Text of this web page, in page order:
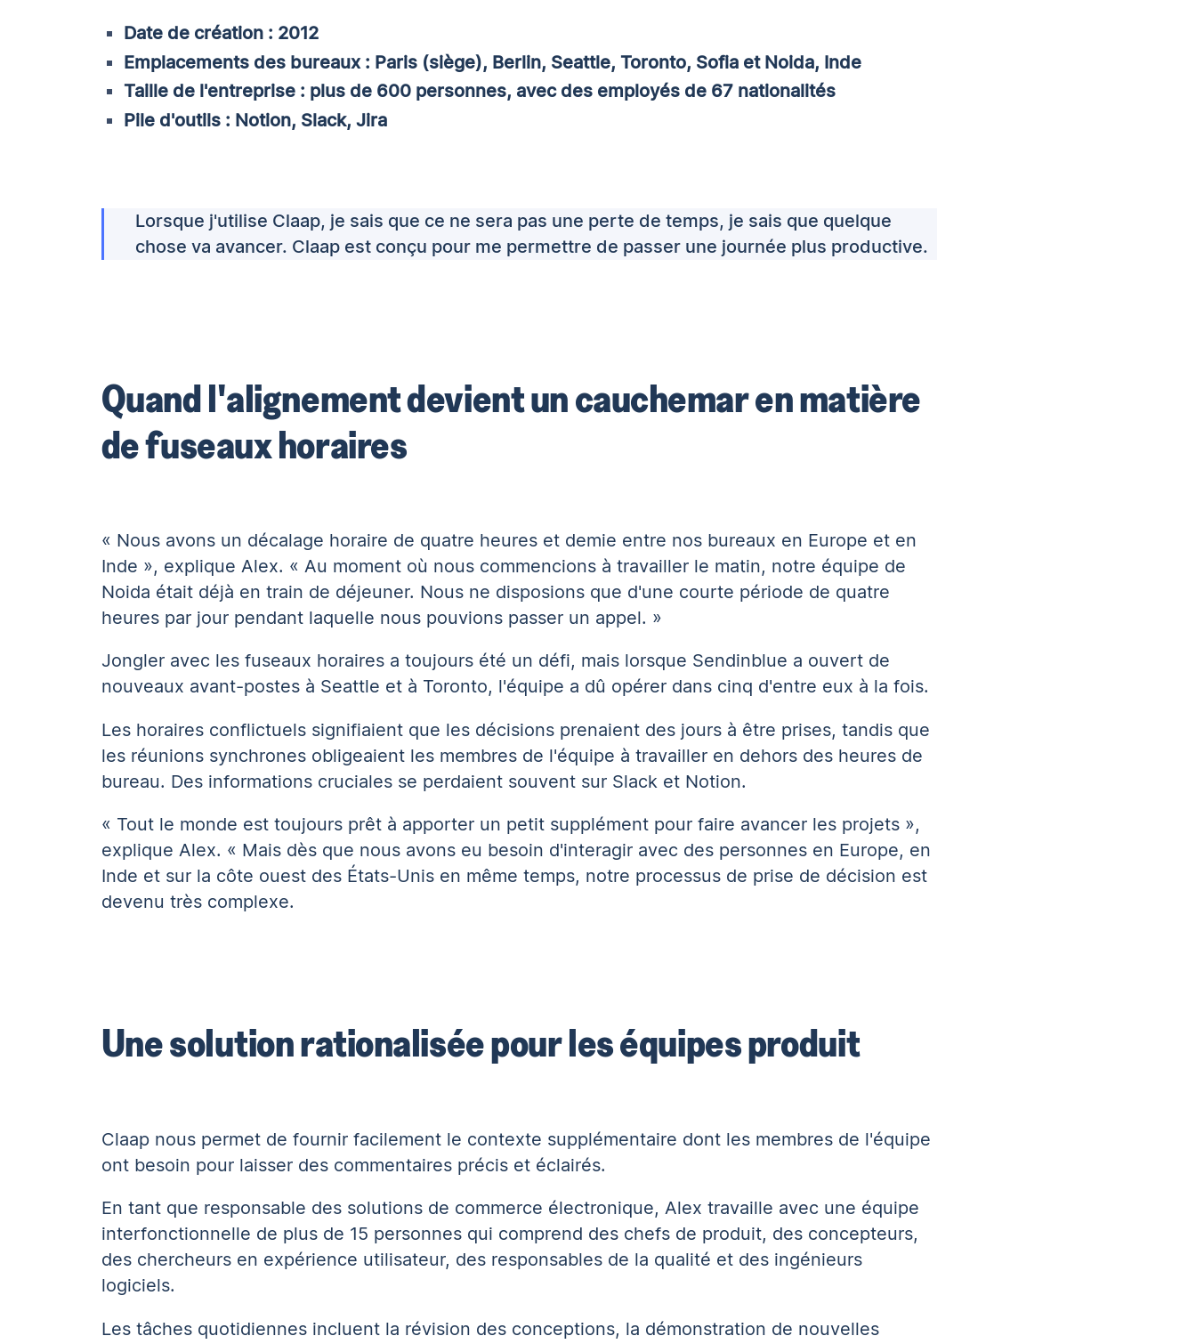
Date de création : 2012
Emplacements des bureaux : Paris (siège), Berlin, Seattle, Toronto, Sofia et Noida, Inde
Taille de l'entreprise : plus de 600 personnes, avec des employés de 67 nationalités
Pile d'outils : Notion, Slack, Jira
Lorsque j'utilise Claap, je sais que ce ne sera pas une perte de temps, je sais que quelque
chose va avancer. Claap est conçu pour me permettre de passer une journée plus productive.
Quand l'alignement devient un cauchemar en matière
de fuseaux horaires
« Nous avons un décalage horaire de quatre heures et demie entre nos bureaux en Europe et en
Inde », explique Alex. « Au moment où nous commencions à travailler le matin, notre équipe de
Noida était déjà en train de déjeuner. Nous ne disposions que d'une courte période de quatre
heures par jour pendant laquelle nous pouvions passer un appel. »
Jongler avec les fuseaux horaires a toujours été un défi, mais lorsque Sendinblue a ouvert de
nouveaux avant-postes à Seattle et à Toronto, l'équipe a dû opérer dans cinq d'entre eux à la fois.
Les horaires conflictuels signifiaient que les décisions prenaient des jours à être prises, tandis que
les réunions synchrones obligeaient les membres de l'équipe à travailler en dehors des heures de
bureau. Des informations cruciales se perdaient souvent sur Slack et Notion.
« Tout le monde est toujours prêt à apporter un petit supplément pour faire avancer les projets »,
explique Alex. « Mais dès que nous avons eu besoin d'interagir avec des personnes en Europe, en
Inde et sur la côte ouest des États-Unis en même temps, notre processus de prise de décision est
devenu très complexe.
Une solution rationalisée pour les équipes produit
Claap nous permet de fournir facilement le contexte supplémentaire dont les membres de l'équipe
ont besoin pour laisser des commentaires précis et éclairés.
En tant que responsable des solutions de commerce électronique, Alex travaille avec une équipe
interfonctionnelle de plus de 15 personnes qui comprend des chefs de produit, des concepteurs,
des chercheurs en expérience utilisateur, des responsables de la qualité et des ingénieurs
logiciels.
Les tâches quotidiennes incluent la révision des conceptions, la démonstration de nouvelles